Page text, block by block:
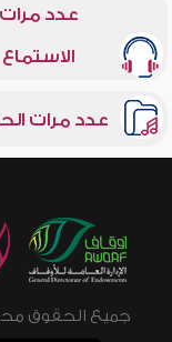
عدد مرات
الاستماع
عدد مرات
جميع الحقوق محفوظة © 2026 -